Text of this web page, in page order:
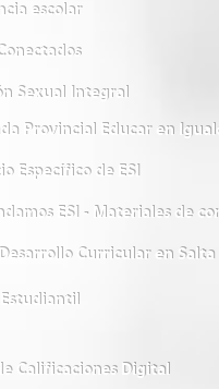
escolar
Sexual Integral
Provincial Educar en
Específico de ESI
ESI - Materiales de
Desarrollo Curricular en Salta
Calificaciones Digital